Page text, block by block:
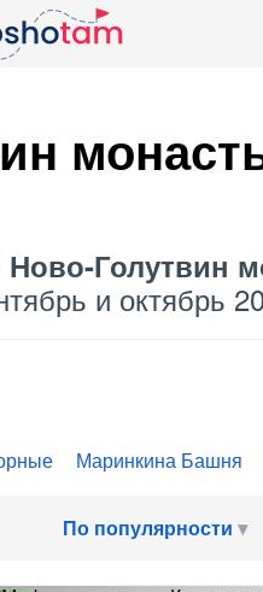
Голутвин
и октябрь
Маринкина Башня
По популярности